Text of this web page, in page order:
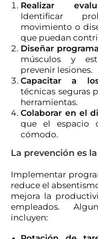
Realizar
Identificar
movimiento o
que puedan
Diseñar
músculos y
prevenir lesiones.
Capacitar a
técnicas seguras
herramientas.
Colaborar en el
que el espacio
cómodo.
La prevención es
Implementar
reduce el
mejora la
empleados.
incluyen: